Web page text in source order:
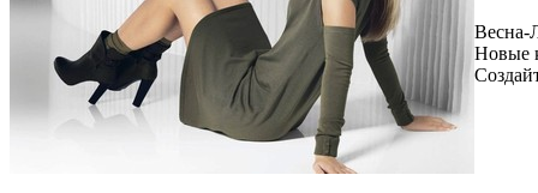
Весна-
Новые